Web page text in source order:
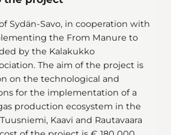
Sydän-Savo, in cooperation with
the From Manure to
by the Kalakukko
The aim of the project is
on the technological and
for the implementation of a
production ecosystem in the
Kaavi and Rautavaara